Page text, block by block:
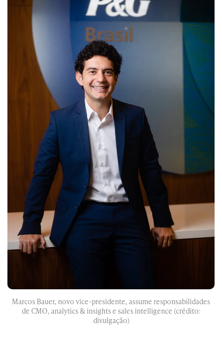
Marcos Bauer, novo vice-presidente, assume responsabilidades
de CMO, analytics & insights e sales intelligence (crédito:
divulgação)